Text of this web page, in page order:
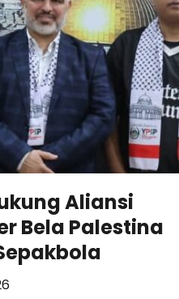
Aliansi
Bela Palestina